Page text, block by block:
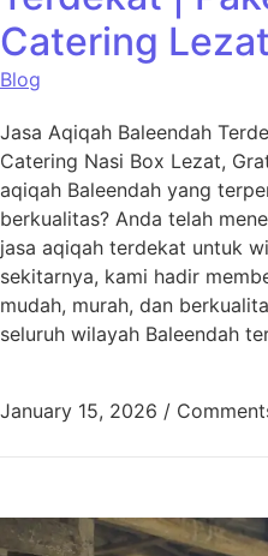
Catering
Blog
Jasa Aqiqah Baleendah
Catering Nasi Box Lezat,
aqiqah Baleendah yang
berkualitas? Anda telah
jasa aqiqah terdekat untuk
sekitarnya, kami hadir
mudah, murah, dan
seluruh wilayah Baleendah
January 15, 2026 /